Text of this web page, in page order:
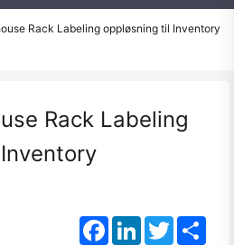
Rack Labeling oppløsning til Inventory
Rack Labeling
FacebookLinkedInTwitter